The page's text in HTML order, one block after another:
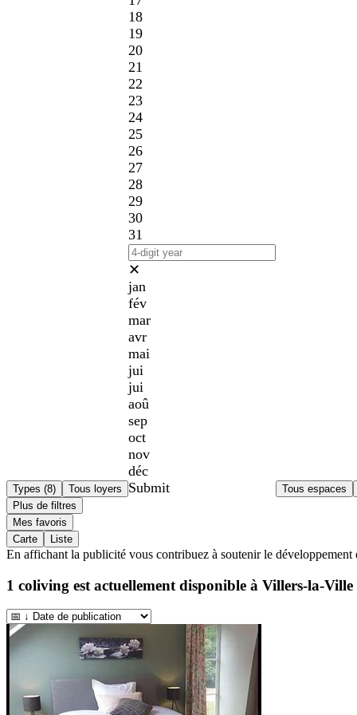
Types (8) Tous loyers
18
19
20
21
22
23
24
25
26
27
28
29
30
31
✕
jan
fév
mar
avr
mai
jui
jui
aoû
sep
oct
nov
déc
Submit
Tous espaces
Plus de filtres
Mes favoris
Carte
Liste
En affichant la publicité vous contribuez à soutenir le
1 coliving est actuellement disponible à Villers-la-Ville